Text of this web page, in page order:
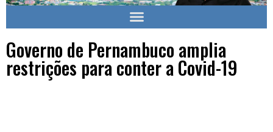
Governo de Pernambuco amplia
restrições para conter a Covid-19